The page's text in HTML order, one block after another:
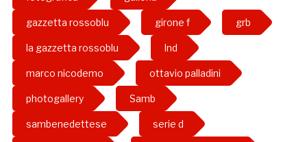
gazzetta rossoblu girone f grb
la gazzetta rossoblu lnd
marco nicodemo ottavio palladini
photogallery Samb
sambenedettese serie d